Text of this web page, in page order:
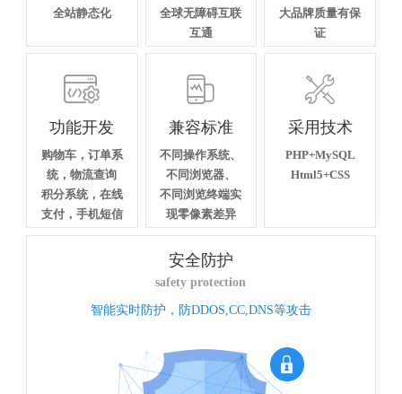
全站静态化
全球无障碍互联
互通
大品牌质量有保
证

功能开发
购物车，订单系
统，物流查询
积分系统，在线
支付，手机短信

兼容标准
不同操作系统、
不同浏览器、
不同浏览终端实
现零像素差异

采用技术
PHP+MySQL
Html5+CSS
安全防护
safety protection
智能实时防护，防DDOS,CC,DNS等攻击